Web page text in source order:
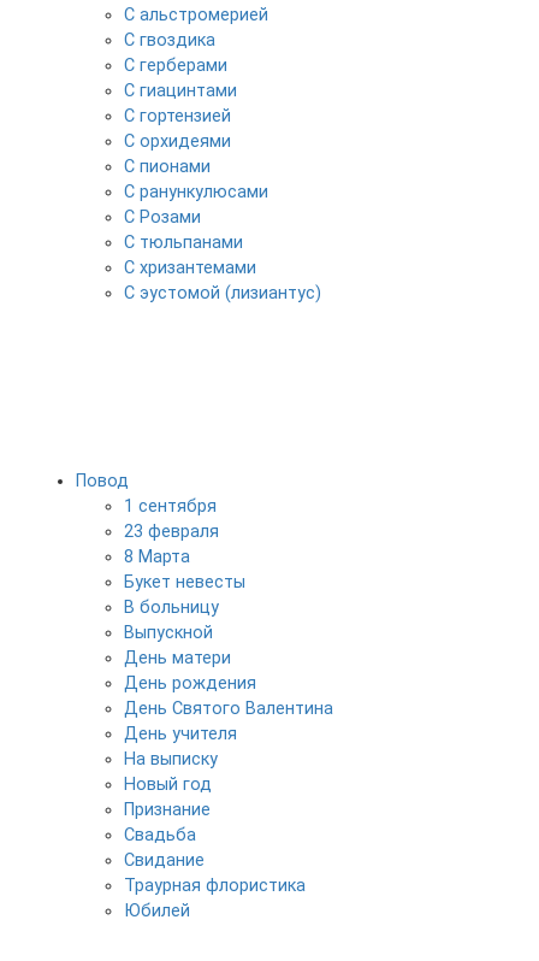
С альстромерией
С гвоздика
С герберами
С гиацинтами
С гортензией
С орхидеями
С пионами
С ранункулюсами
С Розами
С тюльпанами
С хризантемами
С эустомой (лизиантус)
Повод
1 сентября
23 февраля
8 Марта
Букет невесты
В больницу
Выпускной
День матери
День рождения
День Святого Валентина
День учителя
На выписку
Новый год
Признание
Свадьба
Свидание
Траурная флористика
Юбилей